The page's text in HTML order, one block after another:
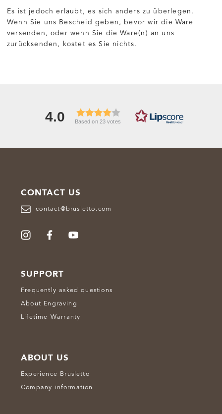
Es ist jedoch erlaubt, es sich anders zu überlegen.
Wenn Sie uns Bescheid geben, bevor wir die Ware
versenden, oder wenn Sie die Ware(n) an uns
zurücksenden, kostet es Sie nichts.
4.0 Based on 23 votes
CONTACT US
contact@brusletto.com
SUPPORT
Frequently asked questions
About Engraving
Lifetime Warranty
ABOUT US
Experience Brusletto
Company information